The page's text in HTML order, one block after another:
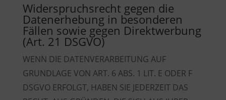
Widerspruchsrecht gegen die
Datenerhebung in besonderen
Fällen sowie gegen Direktwerbung
(Art. 21 DSGVO)
WENN DIE DATENVERARBEITUNG AUF
GRUNDLAGE VON ART. 6 ABS. 1 LIT. E ODER F
DSGVO ERFOLGT, HABEN SIE JEDERZEIT DAS